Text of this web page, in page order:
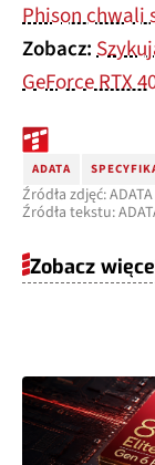
Phison chwali
Zobacz:
GeForce RTX
ADATA
Źródła zdjęć: ADATA
Źródła tekstu:
Zobacz